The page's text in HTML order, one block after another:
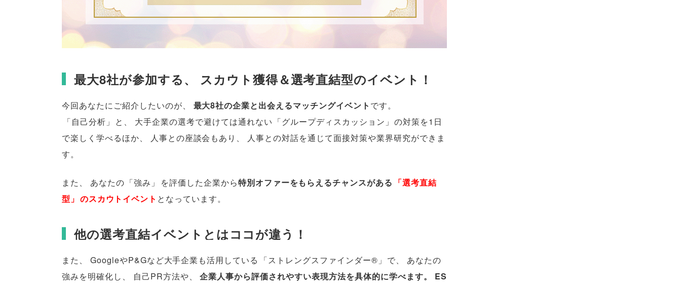
最大8社が参加する、 スカウト獲得＆選考直結型のイベント！
今回あなたにご紹介したいのが、 最大8社の企業と出会えるマッチングイベント です。
「自己分析 」 と 、 大手企業の選考で避けては通れない 「グループディスカッション 」 の対策を1日
で楽しく学べるほか、 人事との座談会もあり 、
人事との対話を通じて面接対策や業界研究ができま
す。
また 、 あなたの 「強み 」 を評価した企業から特別オファーをもらえるチャンスがある 「選考直結
型 」 のスカウトイベント となっています。
他の選考直結イベントとはココが違う！
また 、 GoogleやP&Gなど大手企業も活用している 「ストレングスファインダー® 」 で、
あなたの
強みを明確化し 、 自己PR方法や、 企業人事から評価されやすい表現方法を具体的に学べます。
ES